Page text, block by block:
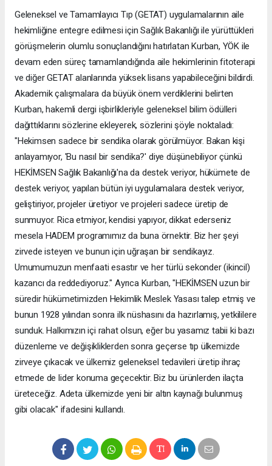
Geleneksel ve Tamamlayıcı Tıp (GETAT) uygulamalarının aile
hekimliğine entegre edilmesi için Sağlık Bakanlığı ile yürüttükleri
görüşmelerin olumlu sonuçlandığını hatırlatan Kurban, YÖK ile
devam eden süreç tamamlandığında aile hekimlerinin fitoterapi
ve diğer GETAT alanlarında yüksek lisans yapabileceğini bildirdi.
Akademik çalışmalara da büyük önem verdiklerini belirten
Kurban, hakemli dergi işbirlikleriyle geleneksel bilim ödülleri
dağıttıklarını sözlerine ekleyerek, sözlerini şöyle noktaladı:
"Hekimsen sadece bir sendika olarak görülmüyor. Bakan kişi
anlayamıyor, 'Bu nasıl bir sendika?' diye düşünebiliyor çünkü
HEKİMSEN Sağlık Bakanlığı'na da destek veriyor, hükümete de
destek veriyor, yapılan bütün iyi uygulamalara destek veriyor,
geliştiriyor, projeler üretiyor ve projeleri sadece üretip de
sunmuyor. Rica etmiyor, kendisi yapıyor, dikkat ederseniz
mesela HADEM programımız da buna örnektir. Biz her şeyi
zirvede isteyen ve bunun için uğraşan bir sendikayız.
Umumumuzun menfaati esastır ve her türlü sekonder (ikincil)
kazancı da reddediyoruz." Ayrıca Kurban, "HEKİMSEN uzun bir
süredir hükümetimizden Hekimlik Meslek Yasası talep etmiş ve
bunun 1928 yılından sonra ilk nüshasını da hazırlamış, yetkililere
sunduk. Halkımızın içi rahat olsun, eğer bu yasamız tabii ki bazı
düzenleme ve değişikliklerden sonra geçerse tıp ülkemizde
zirveye çıkacak ve ülkemiz geleneksel tedavileri üretip ihraç
etmede de lider konuma geçecektir. Biz bu ürünlerden ilaçta
üreteceğiz. Adeta ülkemizde yeni bir altın kaynağı bulunmuş
gibi olacak" ifadesini kullandı.